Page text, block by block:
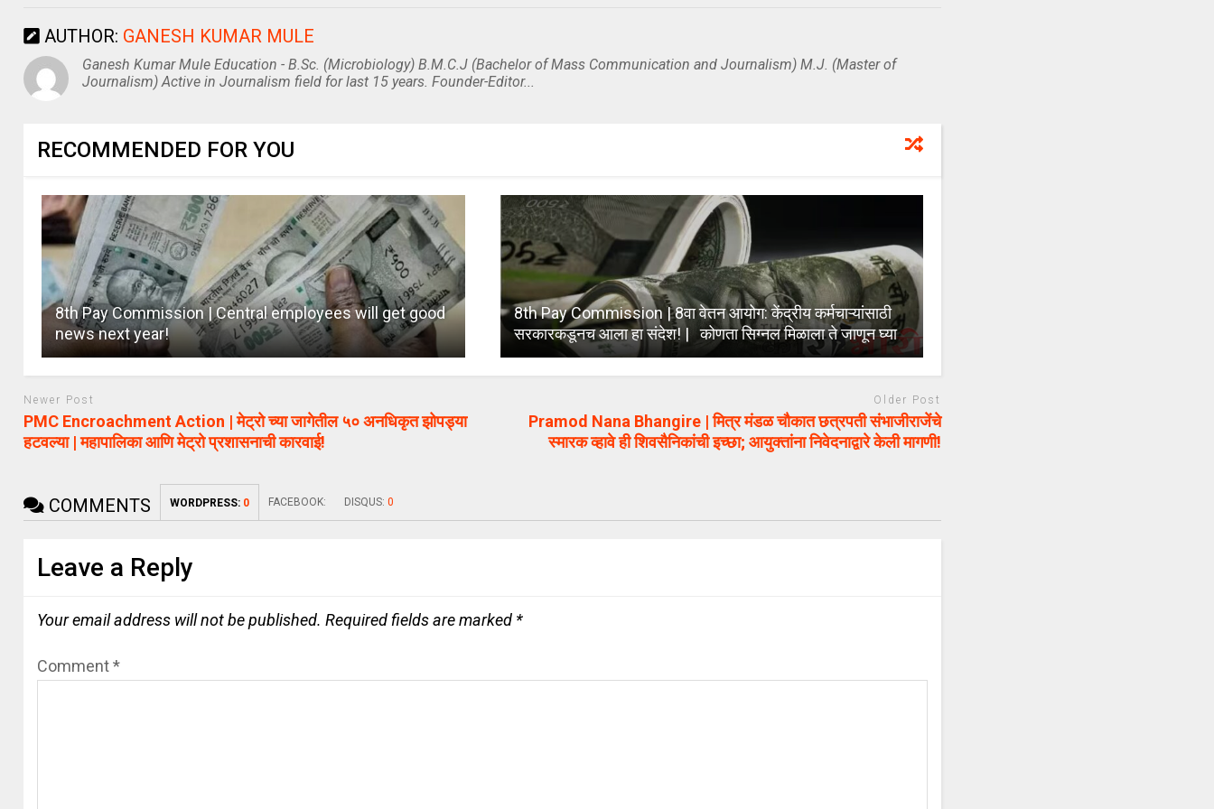
AUTHOR: GANESH KUMAR MULE
Ganesh Kumar Mule Education - B.Sc. (Microbiology) B.M.C.J (Bachelor of Mass Communication and Journalism) M.J. (Master of
Journalism) Active in Journalism field for last 15 years. Founder-Editor...
RECOMMENDED FOR YOU
8th Pay Commission | Central employees will get good
news next year!
8th Pay Commission | 8वा वेतन आयोग: केंद्रीय कर्मचाऱ्यांसाठी
सरकारकडूनच आला हा संदेश! | कोणता सिग्नल मिळाला ते जाणून घ्या
Newer Post
PMC Encroachment Action | मेट्रो च्या जागेतील ५० अनधिकृत झोपड्या
हटवल्या | महापालिका आणि मेट्रो प्रशासनाची कारवाई!
Older Post
Pramod Nana Bhangire | मित्र मंडळ चौकात छत्रपती संभाजीराजेंचे
स्मारक व्हावे ही शिवसैनिकांची इच्छा; आयुक्तांना निवेदनाद्वारे केली मागणी!
COMMENTS WORDPRESS: 0 FACEBOOK: DISQUS:0
Leave a Reply
Your email address will not be published. Required fields are marked *
Comment*